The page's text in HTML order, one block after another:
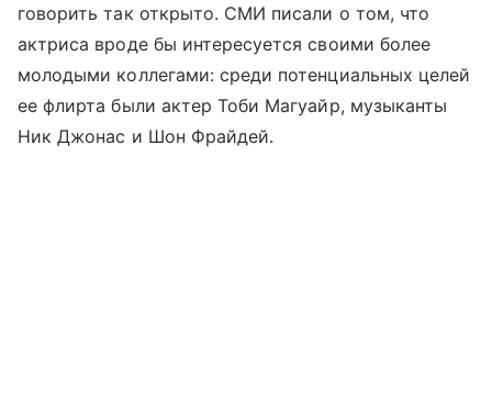
говорить так открыто. СМИ писали о том, что
актриса вроде бы интересуется своими более
молодыми коллегами: среди потенциальных целей
ее флирта были актер Тоби Магуайр, музыканты
Ник Джонас и Шон Фрайдей.